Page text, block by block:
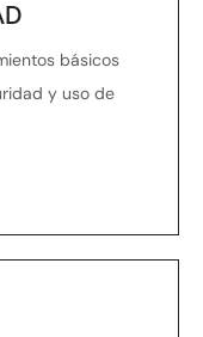
básicos
y uso de